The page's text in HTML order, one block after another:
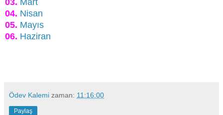
04. Nisan
05. Mayıs
06. Haziran
Ödev Kalemi zaman: 11:16:00
Paylaş